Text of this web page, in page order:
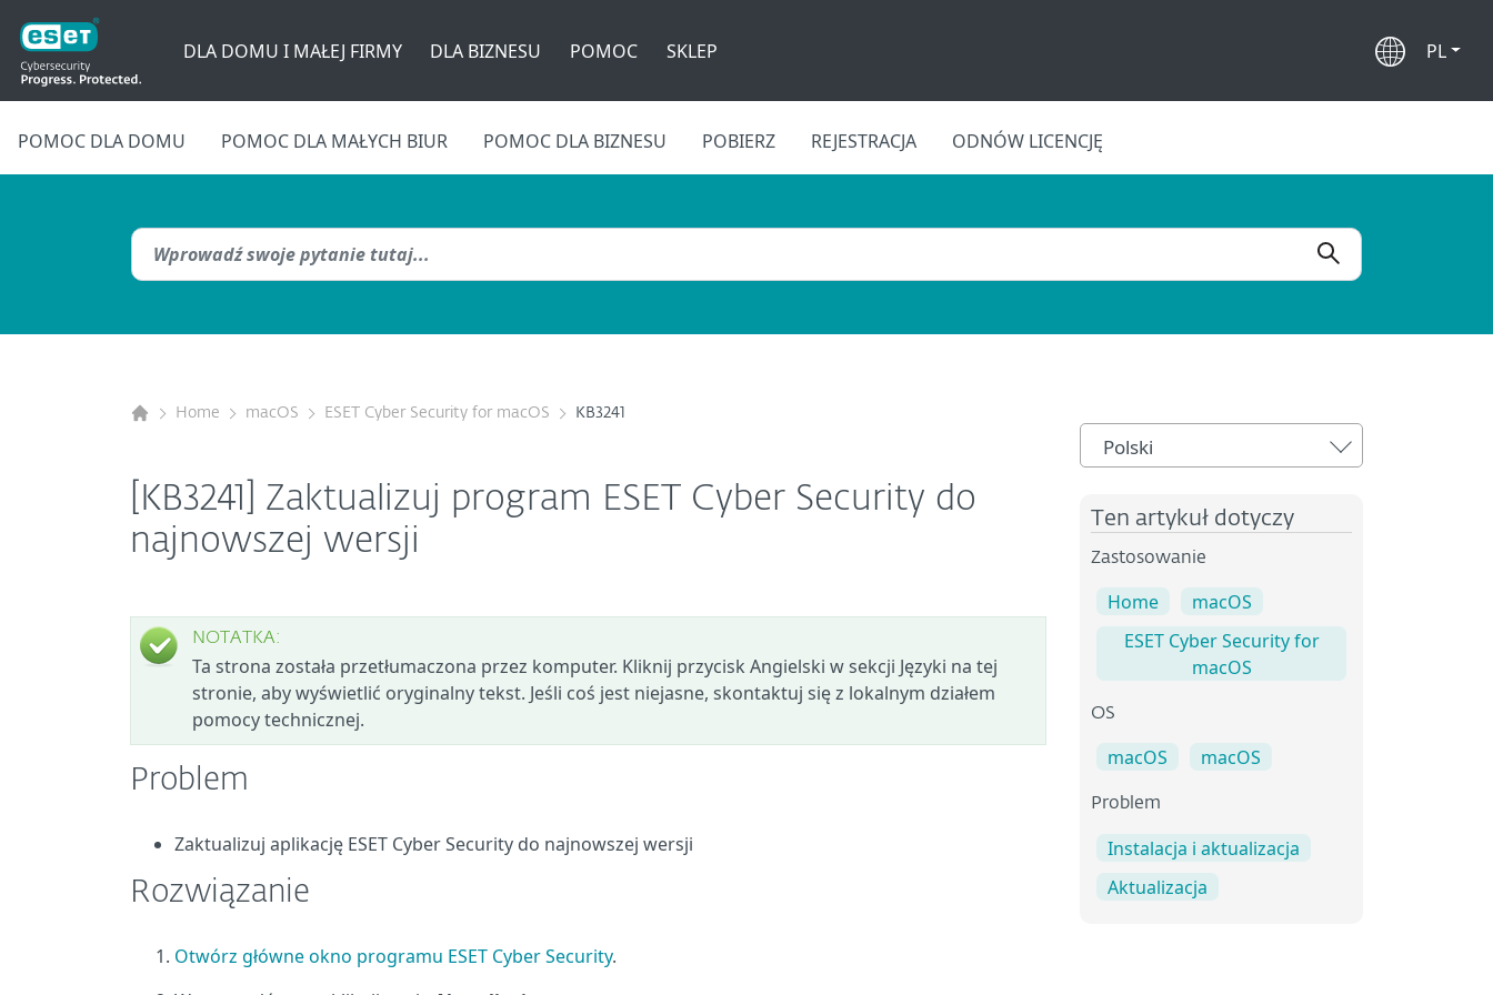
DLA DOMU I MAŁEJ FIRMY DLA BIZNESU POMOC SKLEP PL
POMOC DLA DOMU POMOC DLA MAŁYCH BIUR POMOC DLA BIZNESU POBIERZ REJESTRACJA ODNÓW LICENCJĘ
Home macOS ESET Cyber Security for macOS KB3241
[KB3241] Zaktualizuj program ESET Cyber Security do
najnowszej wersji
NOTATKA:
Ta strona została przetłumaczona przez komputer. Kliknij przycisk Angielski w sekcji Języki na tej
stronie, aby wyświetlić oryginalny tekst. Jeśli coś jest niejasne, skontaktuj się z lokalnym działem
pomocy technicznej.
Problem
Zaktualizuj aplikację ESET Cyber Security do najnowszej wersji
Rozwiązanie
Otwórz główne okno programu ESET Cyber Security.
Polski
Ten artykuł dotyczy
Zastosowanie
Home
macOS
ESET Cyber Security for
macOS
OS
macOS macOS
Problem
Instalacja i aktualizacja
Aktualizacja